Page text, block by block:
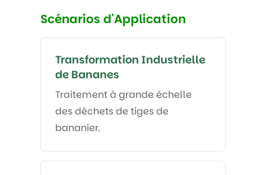
Scénarios d'Application
Transformation Industrielle
de Bananes
Traitement à grande échelle
des déchets de tiges de
bananier.